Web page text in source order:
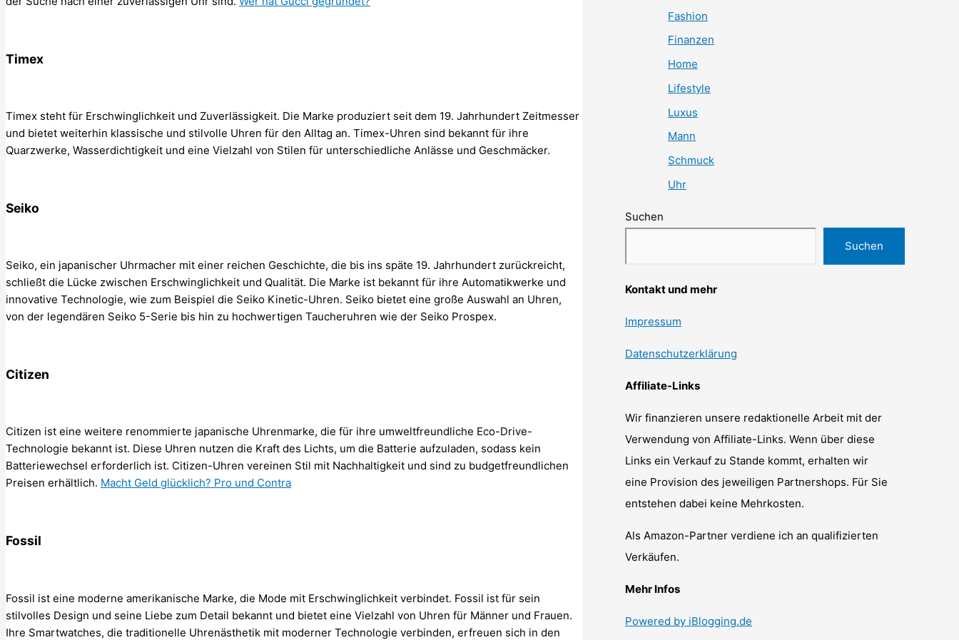
Timex
Timex steht für Erschwinglichkeit und Zuverlässigkeit. Die Marke produziert seit dem 19. Jahrhundert Zeitmesser
und bietet weiterhin klassische und stilvolle Uhren für den Alltag an. Timex-Uhren sind bekannt für ihre
Quarzwerke, Wasserdichtigkeit und eine Vielzahl von Stilen für unterschiedliche Anlässe und Geschmäcker.
Seiko
Seiko, ein japanischer Uhrmacher mit einer reichen Geschichte, die bis ins späte 19. Jahrhundert zurückreicht,
schließt die Lücke zwischen Erschwinglichkeit und Qualität. Die Marke ist bekannt für ihre Automatikwerke und
innovative Technologie, wie zum Beispiel die Seiko Kinetic-Uhren. Seiko bietet eine große Auswahl an Uhren,
von der legendären Seiko 5-Serie bis hin zu hochwertigen Taucheruhren wie der Seiko Prospex.
Citizen
Citizen ist eine weitere renommierte japanische Uhrenmarke, die für ihre umweltfreundliche Eco-Drive-
Technologie bekannt ist. Diese Uhren nutzen die Kraft des Lichts, um die Batterie aufzuladen, sodass kein
Batteriewechsel erforderlich ist. Citizen-Uhren vereinen Stil mit Nachhaltigkeit und sind zu budgetfreundlichen
Preisen erhältlich. Macht Geld glücklich? Pro und Contra
Fossil
Fossil ist eine moderne amerikanische Marke, die Mode mit Erschwinglichkeit verbindet. Fossil ist für sein
stilvolles Design und seine Liebe zum Detail bekannt und bietet eine Vielzahl von Uhren für Männer und Frauen.
Ihre Smartwatches, die traditionelle Uhrenästhetik mit moderner Technologie verbinden, erfreuen sich in den
Fashion
Finanzen
Home
Lifestyle
Luxus
Mann
Schmuck
Uhr
Suchen
Suchen
Kontakt und mehr
Impressum
Datenschutzerklärung
Affiliate-Links
Wir finanzieren unsere redaktionelle Arbeit mit der
Verwendung von Affiliate-Links. Wenn über diese
Links ein Verkauf zu Stande kommt, erhalten wir
eine Provision des jeweiligen Partnershops. Für Sie
entstehen dabei keine Mehrkosten.
Als Amazon-Partner verdiene ich an qualifizierten
Verkäufen.
Mehr Infos
Powered by iBlogging.de